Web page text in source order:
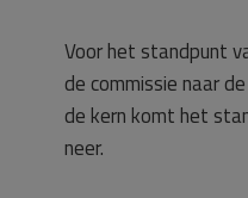
Voor het standpunt
de commissie naar
de kern komt het
neer.